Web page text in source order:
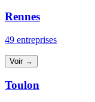
Rennes
49 entreprises
Voir →
Toulon